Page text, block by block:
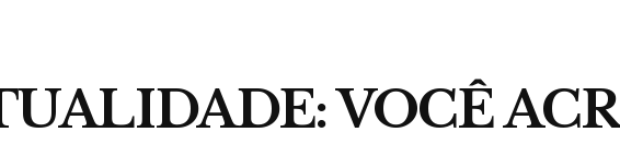
VOCÊ